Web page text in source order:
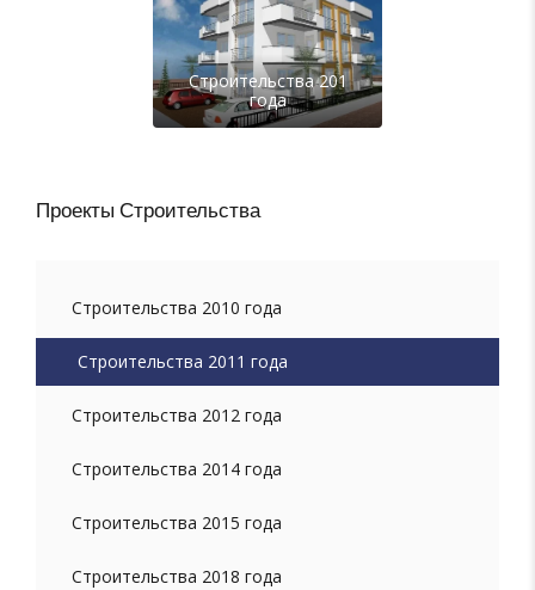
Строительства 201
года
Проекты Строительства
Строительства 2010 года
Строительства 2011 года
Строительства 2012 года
Строительства 2014 года
Строительства 2015 года
Строительства 2018 года